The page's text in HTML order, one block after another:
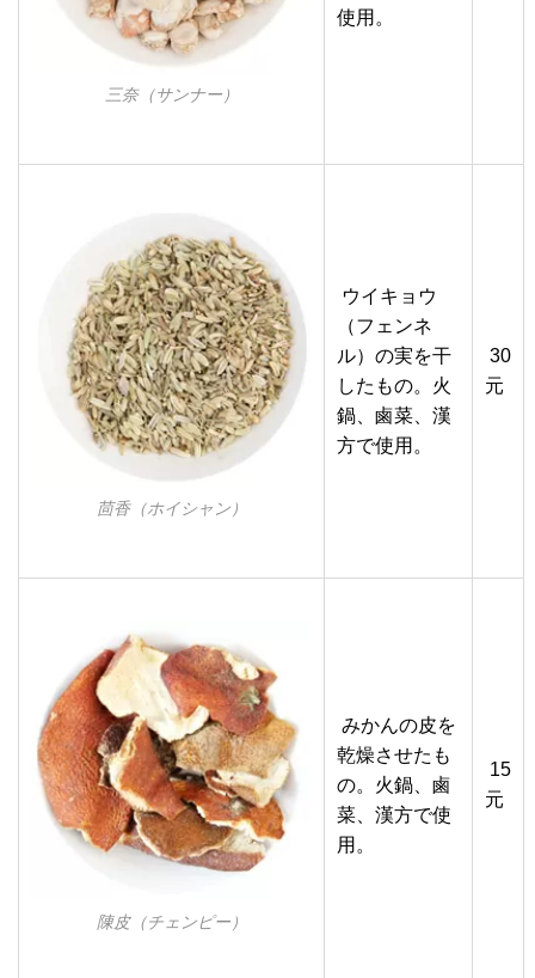
三奈（サンナー）
使用。
茴香（ホイシャン）
ウイキョウ
（フェンネ
ル）の実を干
したもの。火
鍋、鹵菜、漢
方で使用。
30
元
陳皮（チェンピー）
みかんの皮を
乾燥させたも
の。火鍋、鹵
菜、漢方で使
用。
15
元